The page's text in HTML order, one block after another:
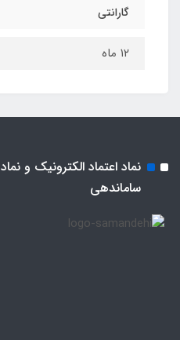
گارانتی
۱۲ ماه
نماد اعتماد الکترونیک و نماد
ساماندهی